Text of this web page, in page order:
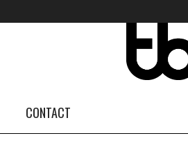
CONTACT